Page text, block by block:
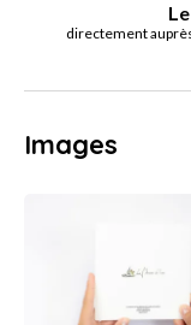
directement
Images